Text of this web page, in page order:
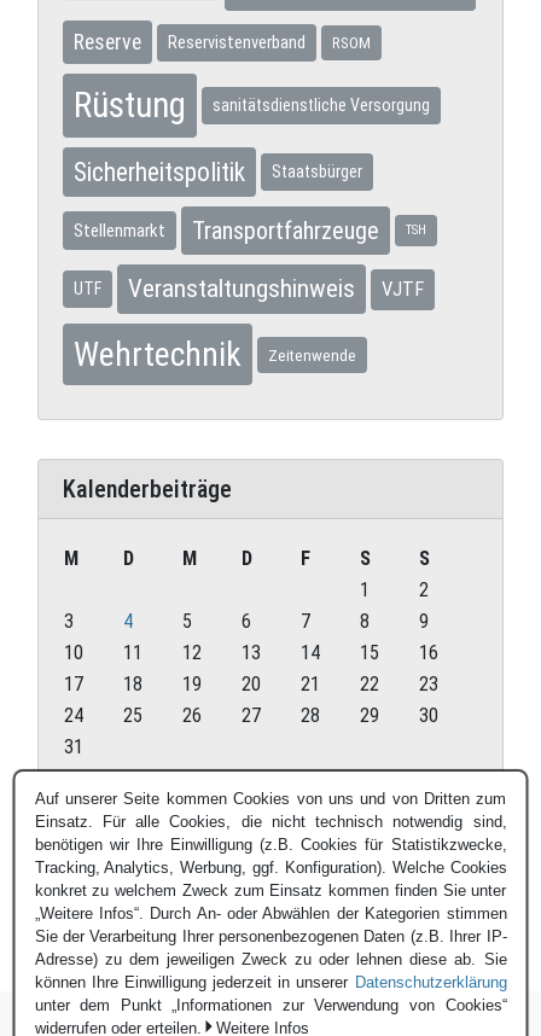
Reserve Reservistenverband RSOM
Rüstung sanitätsdienstliche Versorgung
Sicherheitspolitik Staatsbürger
Stellenmarkt Transportfahrzeuge TSH
UTF Veranstaltungshinweis VJTF
Wehrtechnik Zeitenwende
Kalenderbeiträge
August 2026
M D M D F S
S
1
2
3
4 5 6 7 8
9
10
11 12 13 14 15
16
17
18 19 20 21 22
23
24
25 26 27 28 29
30
31
« Juli
Auf unserer Seite kommen Cookies von uns und von Dritten zum
Einsatz. Für alle Cookies, die nicht technisch notwendig sind,
benötigen wir Ihre Einwilligung (z.B. Cookies für Statistikzwecke,
Tracking, Analytics, Werbung, ggf. Konfiguration). Welche Cookies
konkret zu welchem Zweck zum Einsatz kommen finden Sie unter
„Weitere Infos“. Durch An- oder Abwählen der Kategorien stimmen
Sie der Verarbeitung Ihrer personenbezogenen Daten (z.B. Ihrer IP-
Adresse) zu dem jeweiligen Zweck zu oder lehnen diese ab. Sie
können Ihre Einwilligung jederzeit in unserer Datenschutzerklärung
unter dem Punkt „Informationen zur Verwendung von Cookies“
widerrufen oder erteilen.
Weitere Infos